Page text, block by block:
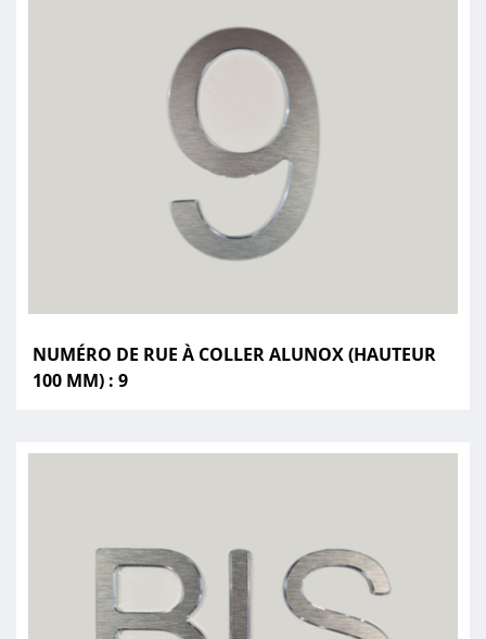
NUMÉRO DE RUE À COLLER ALUNOX (HAUTEUR
100 MM) : 9